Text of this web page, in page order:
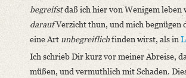
begreifstdaß ich hier von Wenigem leben
daraufVerzicht thun, und mich begnügen
eine Art unbegreiflichfinden wirst, als in
Ich schrieb Dir kurz vor meiner Abreise,
müßen, und vermuthlich mit Schaden.